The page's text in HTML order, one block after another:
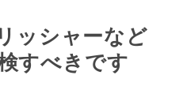
ッシャーなど
すべきです